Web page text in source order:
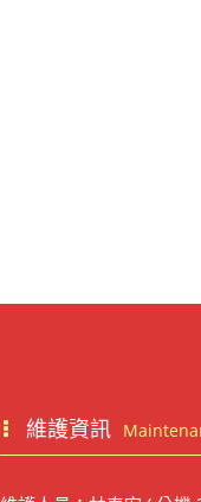
維護資訊